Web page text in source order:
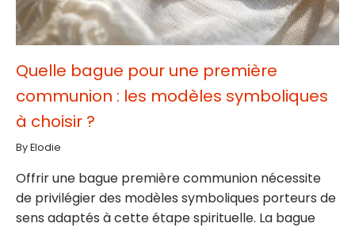
Quelle bague pour une première
communion : les modèles symboliques
à choisir ?
By Elodie
Offrir une bague première communion nécessite
de privilégier des modèles symboliques porteurs de
sens adaptés à cette étape spirituelle. La bague